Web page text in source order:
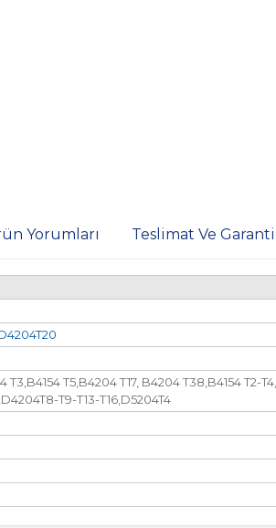
Yorumları Teslimat Ve
T3,B4154 T5,B4204 T17, B4204 T38,B4154 T2-
T9-T13-T16,D5204T4